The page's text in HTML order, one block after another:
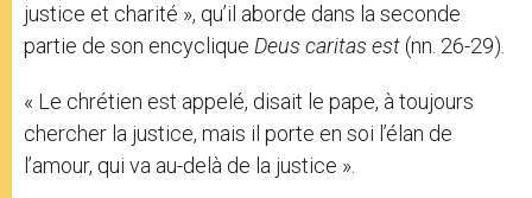
justice et charité », qu’il aborde dans la seconde
partie de son encyclique Deus caritas est (nn. 26-29).
« Le chrétien est appelé, disait le pape, à toujours
chercher la justice, mais il porte en soi l’élan de
l’amour, qui va au-delà de la justice ».